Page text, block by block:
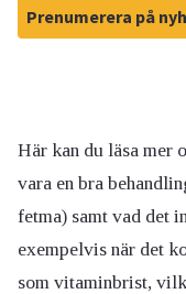
Prenumerera på
Här kan du läsa mer
vara en bra
fetma) samt vad det
exempelvis när det
som vitaminbrist,